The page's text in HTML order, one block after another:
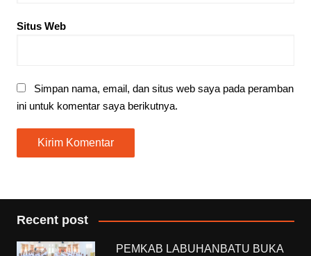
Situs Web
Simpan nama, email, dan situs web saya pada peramban
ini untuk komentar saya berikutnya.
Recent post
PEMKAB LABUHANBATU BUKA